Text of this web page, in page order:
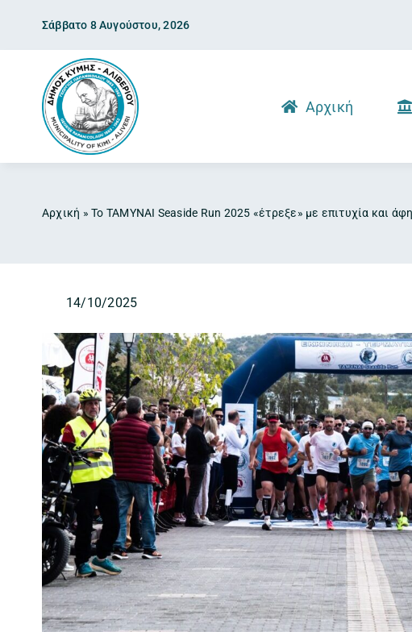
content
Σάββατο 8 Αυγούστου, 2026
Αρχική
Αρχική »Το ΤΑΜΥΝΑΙ Seaside Run 2025 «έτρεξε» με επιτυχία και
14/10/2025